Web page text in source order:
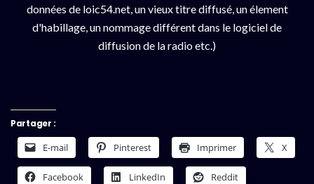
données de loic54.net, un vieux titre diffusé, un élement
d'habillage, un nommage différent dans le logiciel de
diffusion de la radio etc.)
Partager :
E-mail Pinterest Imprimer X
Facebook LinkedIn Reddit